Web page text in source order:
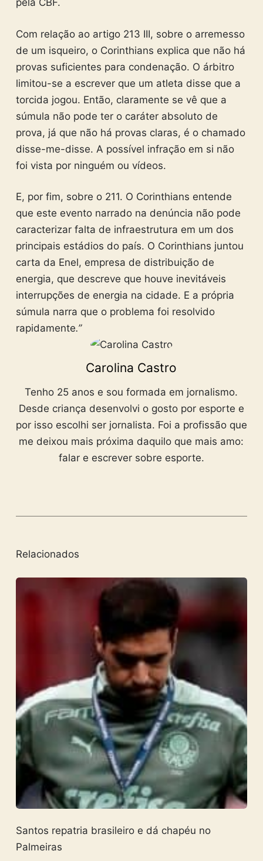
pela CBF.
Com relação ao artigo 213 III, sobre o arremesso
de um isqueiro, o Corinthians explica que não há
provas suficientes para condenação. O árbitro
limitou-se a escrever que um atleta disse que a
torcida jogou. Então, claramente se vê que a
súmula não pode ter o caráter absoluto de
prova, já que não há provas claras, é o chamado
disse-me-disse. A possível infração em si não
foi vista por ninguém ou vídeos.
E, por fim, sobre o 211. O Corinthians entende
que este evento narrado na denúncia não pode
caracterizar falta de infraestrutura em um dos
principais estádios do país. O Corinthians juntou
carta da Enel, empresa de distribuição de
energia, que descreve que houve inevitáveis
interrupções de energia na cidade. E a própria
súmula narra que o problema foi resolvido
rapidamente.”
Carolina Castro
Tenho 25 anos e sou formada em jornalismo.
Desde criança desenvolvi o gosto por esporte e
por isso escolhi ser jornalista. Foi a profissão que
me deixou mais próxima daquilo que mais amo:
falar e escrever sobre esporte.
Relacionados
Santos repatria brasileiro e dá chapéu no
Palmeiras